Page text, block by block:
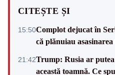
CITEȘTE ȘI
15:50Complot dejucat în
că plănuiau
21:42Trump: Rusia ar
această toamnă. Ce